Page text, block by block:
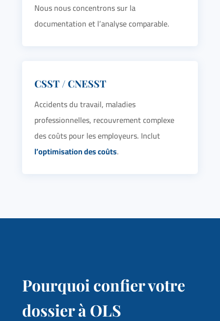
Nous nous concentrons sur la
documentation et l’analyse comparable.
CSST / CNESST
Accidents du travail, maladies
professionnelles, recouvrement complexe
des coûts pour les employeurs. Inclut
l’optimisation des coûts.
Pourquoi confier votre
dossier à OLS